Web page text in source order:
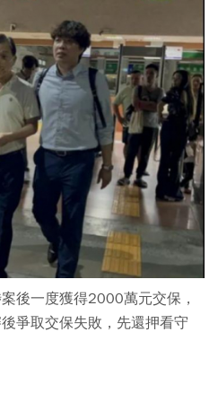
後一度獲得2000萬元交保，
爭取交保失敗，先還押看守